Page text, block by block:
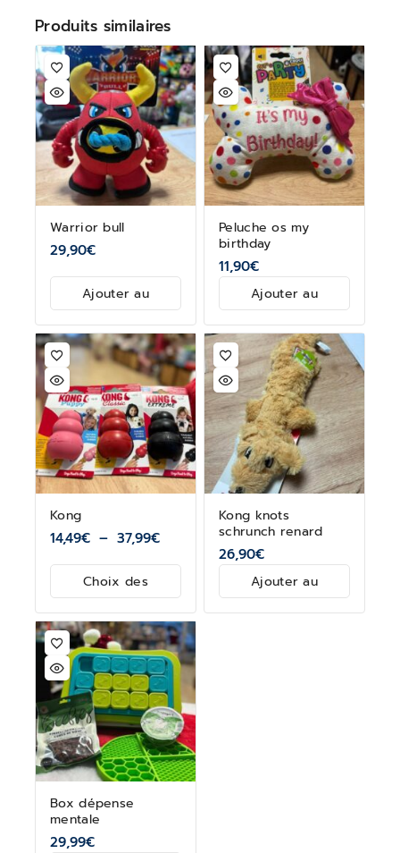
Produits similaires
Warrior bull
29,90€
Ajouter au
Peluche os my
birthday
11,90€
Ajouter au
Kong
14,49€ – 37,99€
Choix des
Kong knots
schrunch renard
26,90€
Ajouter au
Box dépense
mentale
29,99€